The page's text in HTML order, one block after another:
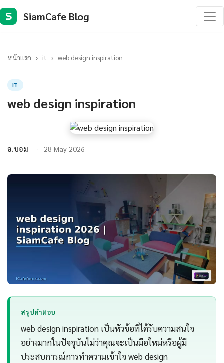
S SiamCafe Blog
หน้าแรก › it › web design inspiration
IT
web design inspiration
อ.บอม 28 May 2026
สรุปคำตอบ
web design inspiration เป็นหัวข้อที่ได้รับความสนใจ
อย่างมากในปัจจุบันไม่ว่าคุณจะเป็นมือใหม่หรือผู้มี
ประสบการณ์การทำความเข้าใจ web design